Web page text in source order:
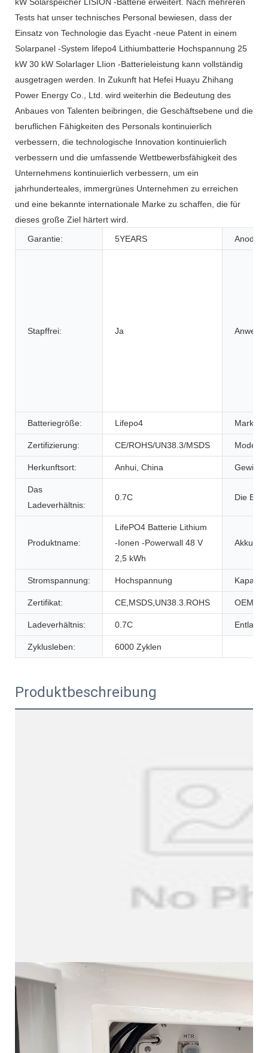
Tests hat unser technisches Personal bewiesen, dass der
Einsatz von Technologie das Eyacht -neue Patent in einem
Solarpanel -System lifepo4 Lithiumbatterie Hochspannung 25
kW 30 kW Solarlager LIion -Batterieleistung kann vollständig
ausgetragen werden. In Zukunft hat Hefei Huayu Zhihang
Power Energy Co., Ltd. wird weiterhin die Bedeutung des
Anbaues von Talenten beibringen, die Geschäftsebene und die
beruflichen Fähigkeiten des Personals kontinuierlich
verbessern, die technologische Innovation kontinuierlich
verbessern und die umfassende Wettbewerbsfähigkeit des
Unternehmens kontinuierlich verbessern, um ein
jahrhunderteales, immergrünes Unternehmen zu erreichen
und eine bekannte internationale Marke zu schaffen, die für
dieses große Ziel härtert wird.
Garantie:
5YEARS
Stapffrei: Ja
Batteriegröße: Lifepo4
Zertifizierung: CE/ROHS/UN38.3/MSDS
Herkunftsort: Anhui, China Gewicht:
Das
Ladeverhältnis:
0.7C Die
Produktname:
LifePO4 Batterie Lithium
-Ionen -Powerwall 48 V
2,5 kWh
Akku-
Stromspannung: Hochspannung
Zertifikat: CE,MSDS,UN38.3.ROHS OEM/
Ladeverhältnis: 0.7C
Zyklusleben: 6000 Zyklen
Produktbeschreibung